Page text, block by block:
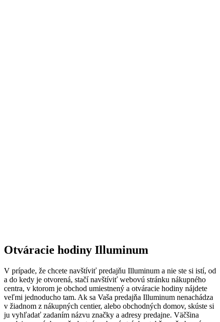
Otváracie hodiny Illuminum
V prípade, že chcete navštíviť predajňu Illuminum a nie ste si istí, od
a do kedy je otvorená, stačí navštíviť webovú stránku nákupného
centra, v ktorom je obchod umiestnený a otváracie hodiny nájdete
veľmi jednoducho tam. Ak sa Vaša predajňa Illuminum nenachádza
v žiadnom z nákupných centier, alebo obchodných domov, skúste si
ju vyhľadať zadaním názvu značky a adresy predajne. Väčšina